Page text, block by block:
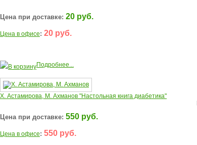
Цена при доставке: 20 руб.
Цена в офисе: 20 руб.
В корзинуПодробнее...
Х. Астамирова, М. Ахманов "Настольная книга диабетика"
Цена при доставке: 550 руб.
Цена в офисе: 550 руб.